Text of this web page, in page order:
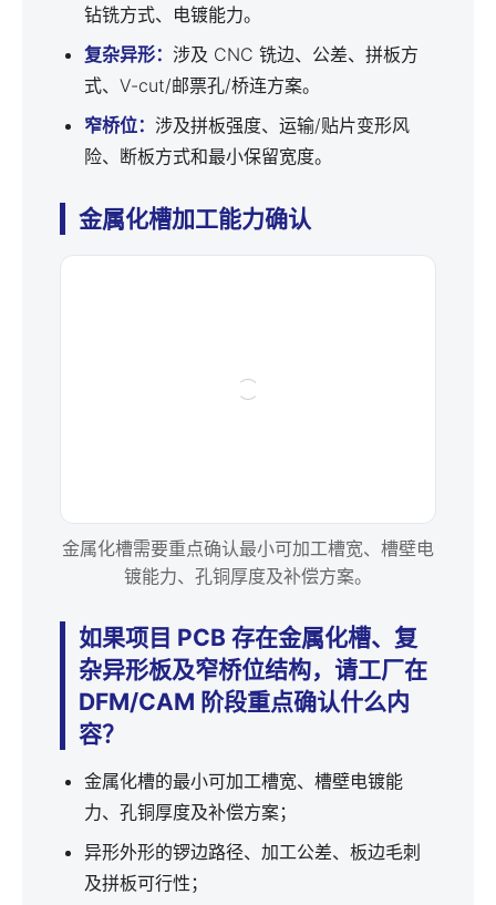
钻铣方式、电镀能力。
复杂异形： 涉及 CNC 铣边、公差、拼板方
式、V-cut/邮票孔/桥连方案。
窄桥位： 涉及拼板强度、运输/贴片变形风
险、断板方式和最小保留宽度。
金属化槽加工能力确认
金属化槽需要重点确认最小可加工槽宽、槽壁电
镀能力、孔铜厚度及补偿方案。
如果项目 PCB 存在金属化槽、复
杂异形板及窄桥位结构，请工厂在
DFM/CAM 阶段重点确认什么内
容？
金属化槽的最小可加工槽宽、槽壁电镀能
力、孔铜厚度及补偿方案；
异形外形的锣边路径、加工公差、板边毛刺
及拼板可行性；